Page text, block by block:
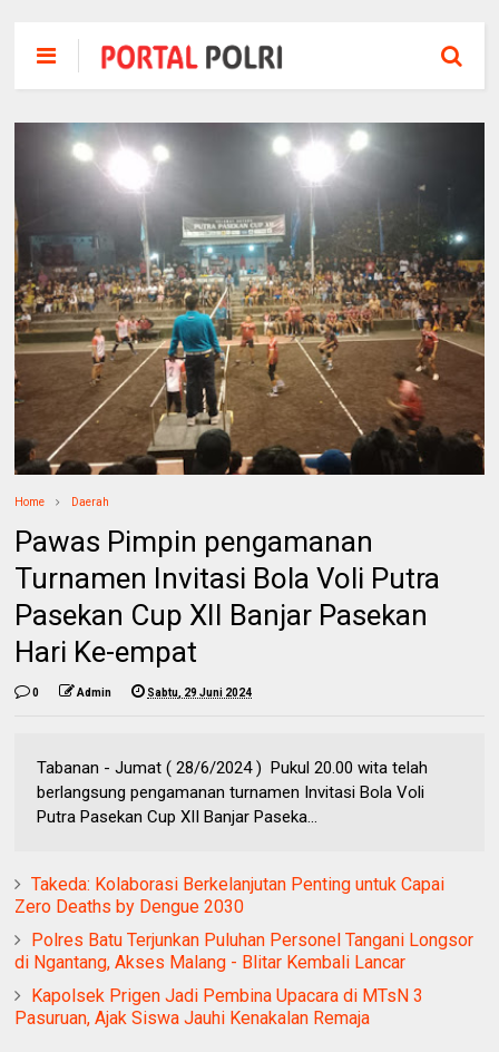
Home Daerah
Pawas Pimpin pengamanan
Turnamen Invitasi Bola Voli Putra
Pasekan Cup XII Banjar Pasekan
Hari Ke-empat
0 Admin Sabtu, 29 Juni 2024
Tabanan - Jumat ( 28/6/2024 ) Pukul 20.00 wita telah
berlangsung pengamanan turnamen Invitasi Bola Voli
Putra Pasekan Cup XII Banjar Paseka...
Takeda: Kolaborasi Berkelanjutan Penting untuk Capai
Zero Deaths by Dengue 2030
Polres Batu Terjunkan Puluhan Personel Tangani Longsor
di Ngantang, Akses Malang - Blitar Kembali Lancar
Kapolsek Prigen Jadi Pembina Upacara di MTsN 3
Pasuruan, Ajak Siswa Jauhi Kenakalan Remaja